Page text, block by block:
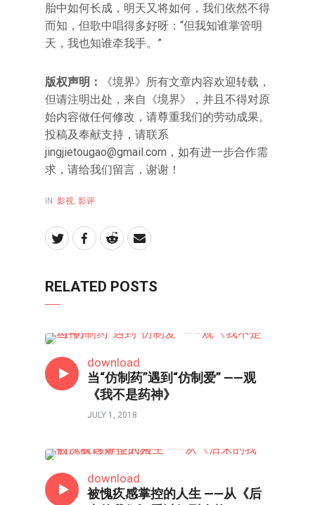
胎中如何长成，明天又将如何，我们依然不得
而知，但歌中唱得多好呀：“但我知谁掌管明
天，我也知谁牵我手。”
版权声明：
《境界》所有文章内容欢迎转载，
但请注明出处，来自《境界》，并且不得对原
始内容做任何修改，请尊重我们的劳动成果。
投稿及奉献支持，请联系
jingjietougao@gmail.com ，如有进一步合作需
求，请给我们留言，谢谢！
IN: 影视, 影评
RELATED POSTS
download
当“仿制药”遇到“仿制爱” ——观
《我不是药神》
JULY 1, 2018
download
被愧疚感掌控的人生 ——从《后